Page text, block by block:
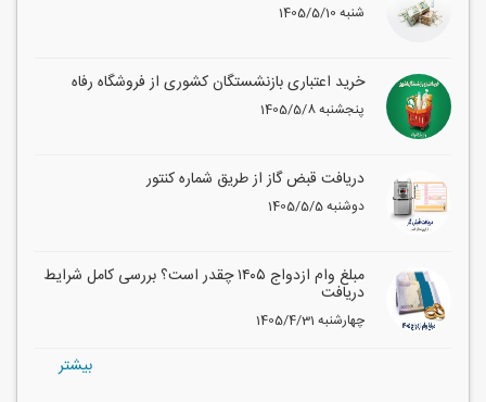
1405/5/10 شنبه
خرید اعتباری بازنشستگان کشوری از فروشگاه رفاه
1405/5/8 پنجشنبه
دریافت قبض گاز از طریق شماره کنتور
1405/5/5 دوشنبه
مبلغ وام ازدواج ۱۴۰۵ چقدر است؟ بررسی کامل شرایط
دریافت
1405/4/31 چهارشنبه
بيشتر